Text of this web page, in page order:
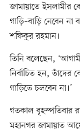
জামায়াতে ইসলামীর
গাড়ি–বাড়ি নেবেন
শফিকুর রহমান।
তিনি বলেছেন,
নির্বাচিত হন, তাঁদের
গাড়িতে চলবেন না।’
গতকাল বৃহস্পতিবার
মহানগর জামায়াত